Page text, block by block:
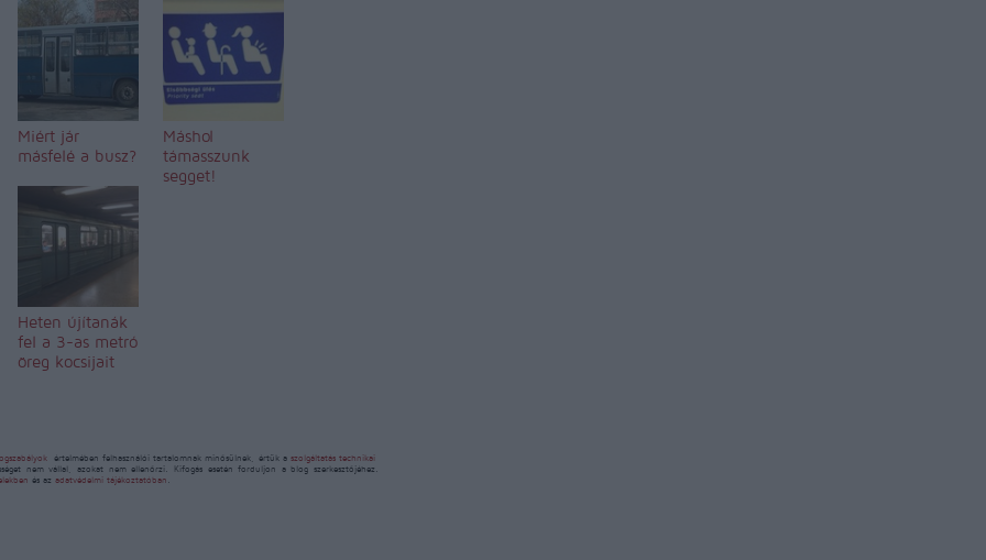
Miért jár
másfelé a busz?
Máshol
támasszunk
segget!
Heten újítanák
fel a 3-as metró
öreg kocsijait
értelmében felhasználói tartalomnak minősülnek, értük a szolgáltatás technikai
nem vállal, azokat nem ellenőrzi. Kifogás esetén forduljon a blog szerkesztőjéhez.
és az adatvédelmi tájékoztatóban .